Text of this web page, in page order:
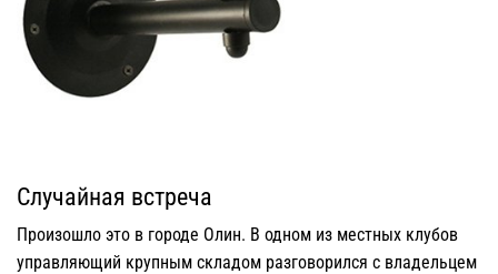
Случайная встреча
Произошло это в городе Олин. В одном из местных клубов
управляющий крупным складом разговорился с владельцем